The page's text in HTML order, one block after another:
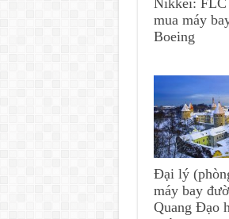
Nikkei: FLC
mua máy
Boeing
Đại lý
máy bay
Quang Đạo